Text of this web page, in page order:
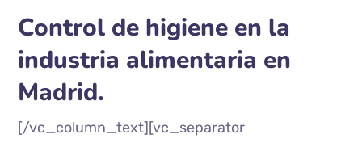
Control de higiene en la
industria alimentaria en
Madrid.
[/vc_column_text][vc_separator